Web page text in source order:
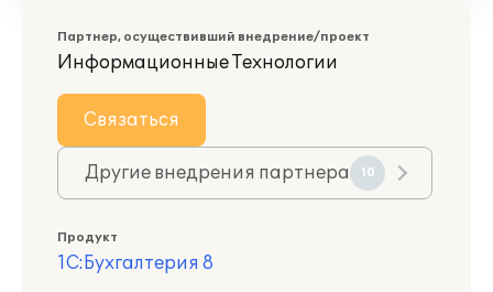
Партнер, осуществивший внедрение/проект
Информационные Технологии
Связаться
Другие внедрения партнера 10
Продукт
1С:Бухгалтерия 8